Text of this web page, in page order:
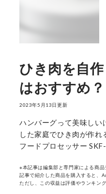
ひき肉を自
はおすすめ
2023年5月13日更新
ハンバーグって美味しい
した家庭でひき肉が作
フードプロセッサー
※本記事は編集部と専門家による商品
記事で紹介した商品を購入すると、
ただし、この収益は評価やランキン